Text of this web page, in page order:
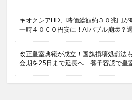
キオクシアHD、時価総額約３０兆円
一時４０００円安に！AIバブル崩壊？
改正皇室典範が成立！国旗損壊処罰法
会期を25日まで延長へ 養子容認で皇